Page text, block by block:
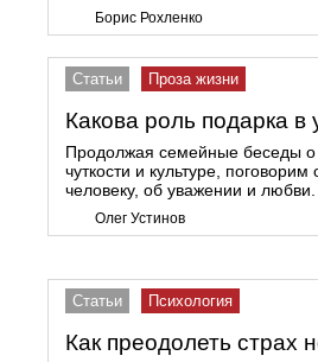
Борис Рохленко
Статьи Проза жизни
Какова роль подарка
Продолжая семейные беседы
чуткости и культуре,
человеку, об уважении и любви.
Олег Устинов
Статьи Психология
Как преодолеть страх